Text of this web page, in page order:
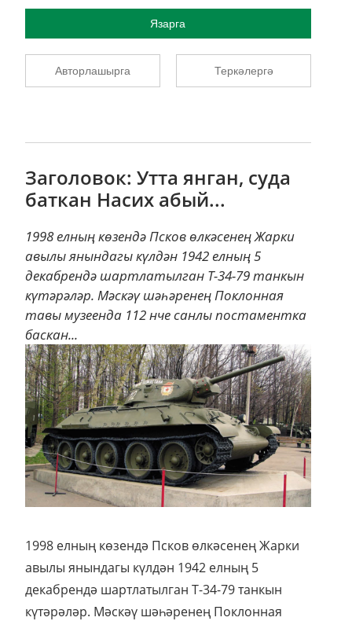
Язарга
Авторлашырга Теркәлергә
Заголовок: Утта янган, суда
баткан Насих абый...
1998 елның көзендә Псков өлкәсенең Жарки
авылы янындагы күлдән 1942 елның 5
декабрендә шартлатылган Т-34-79 танкын
күтәрәләр. Мәскәү шәһәренең Поклонная
тавы музеенда 112 нче санлы постаментка
баскан...
1998 елның көзендә Псков өлкәсенең Жарки
авылы янындагы күлдән 1942 елның 5
декабрендә шартлатылган Т-34-79 танкын
күтәрәләр. Мәскәү шәһәренең Поклонная